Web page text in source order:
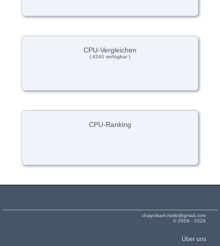
CPU-Vergleichen
( 4240 verfügbar )
CPU-Ranking
chaynikam.hello@gmail.com
© 2009 - 2026
Über uns